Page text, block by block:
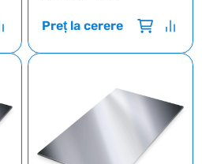
Preț la cerere